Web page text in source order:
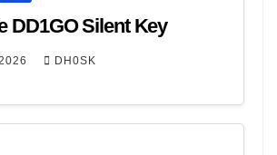
DD1GO Silent Key
DH0SK